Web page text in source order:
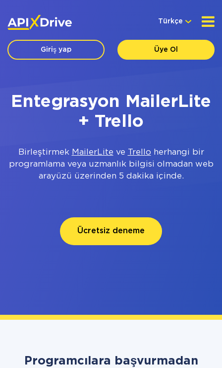
Türkçe
Giriş yap Üye Ol
Entegrasyon MailerLite
+ Trello
Birleştirmek MailerLite ve Trello herhangi bir
programlama veya uzmanlık bilgisi olmadan web
arayüzü üzerinden 5 dakika içinde.
Ücretsiz deneme
Programcılara başvurmadan